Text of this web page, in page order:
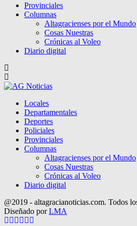
Provinciales
Columnas
Altagracienses por el Mundo
Cosas Nuestras
Crónicas al Voleo
Diario digital
Locales
Departamentales
Deportes
Policiales
Provinciales
Columnas
Altagracienses por el Mundo
Cosas Nuestras
Crónicas al Voleo
Diario digital
@2019 - altagracianoticias.com. Todos
Diseñado porLMA
Facebook
Twitter
Instagram
Pinterest
Google